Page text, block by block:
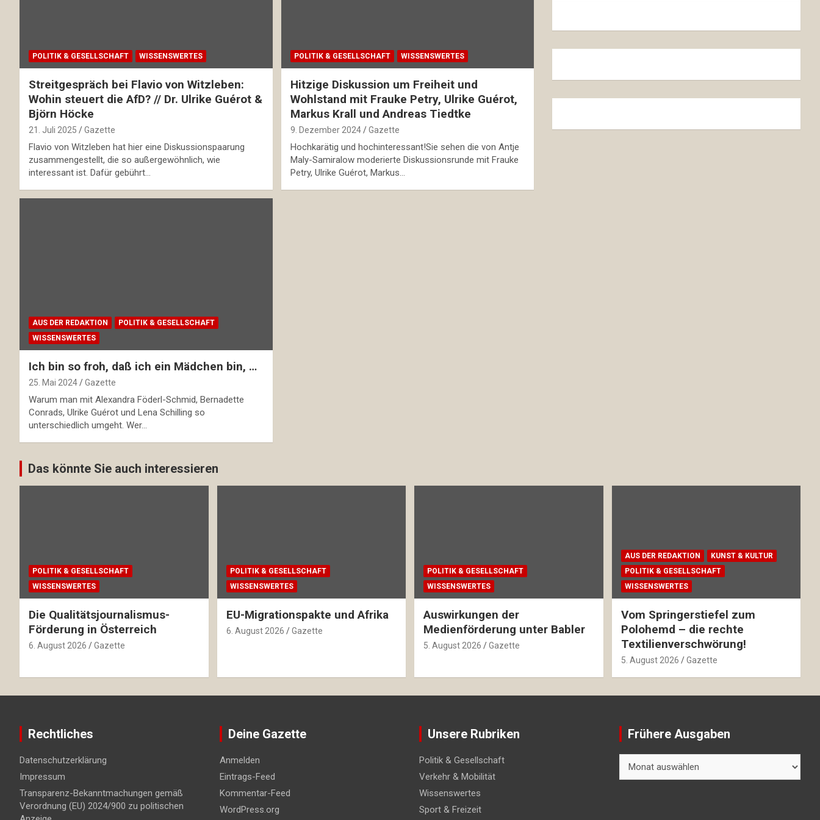
POLITIK & GESELLSCHAFT WISSENSWERTES
Streitgespräch bei Flavio von Witzleben:
Wohin steuert die AfD? // Dr. Ulrike Guérot &
Björn Höcke
21. Juli 2025 Gazette
Flavio von Witzleben hat hier eine Diskussionspaarung
zusammengestellt, die so außergewöhnlich, wie
interessant ist. Dafür gebührt…
POLITIK & GESELLSCHAFT WISSENSWERTES
Hitzige Diskussion um Freiheit und
Wohlstand mit Frauke Petry, Ulrike Guérot,
Markus Krall und Andreas Tiedtke
9. Dezember 2024 Gazette
Hochkarätig und hochinteressant!Sie sehen die von Antje
Maly-Samiralow moderierte Diskussionsrunde mit Frauke
Petry, Ulrike Guérot, Markus…
AUS DER REDAKTION
POLITIK & GESELLSCHAFT
WISSENSWERTES
Ich bin so froh, daß ich ein Mädchen bin, …
25. Mai 2024 Gazette
Warum man mit Alexandra Föderl-Schmid, Bernadette
Conrads, Ulrike Guérot und Lena Schilling so
unterschiedlich umgeht. Wer…
Das könnte Sie auch interessieren
POLITIK & GESELLSCHAFT
WISSENSWERTES
Die Qualitätsjournalismus-
Förderung in Österreich
6. August 2026 Gazette
POLITIK & GESELLSCHAFT
WISSENSWERTES
EU-Migrationspakte und Afrika
6. August 2026 Gazette
POLITIK & GESELLSCHAFT
WISSENSWERTES
Auswirkungen der
Medienförderung unter Babler
5. August 2026 Gazette
AUS DER REDAKTION
KUNST & KULTUR
POLITIK & GESELLSCHAFT
WISSENSWERTES
Vom Springerstiefel zum
Polohemd – die rechte
Textilienverschwörung!
5. August 2026 Gazette
Rechtliches
Datenschutzerklärung
Impressum
Transparenz-Bekanntmachungen gemäß
Verordnung (EU) 2024/900 zu politischen
Deine Gazette
Anmelden
Eintrags-Feed
Kommentar-Feed
WordPress.org
Unsere Rubriken
Politik & Gesellschaft
Verkehr & Mobilität
Wissenswertes
Sport & Freizeit
Frühere Ausgaben
Ausgaben